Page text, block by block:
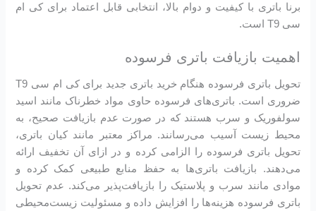
برنا باتری با کیفیت و دوام بالا، انتخابی قابل اعتماد برای کی ام
سی T9 است.
اهمیت بازیافت باتری فرسوده
تحویل باتری فرسوده هنگام خرید باتری جدید برای کی ام سی T9
ضروری است. باتری‌های فرسوده حاوی مواد خطرناک مانند اسید
سولفوریک و سرب هستند که در صورت عدم بازیافت صحیح، به
محیط زیست آسیب می‌رسانند. مراکز معتبر مانند کیان باتری،
تحویل باتری فرسوده را الزامی کرده و در ازای آن تخفیف ارائه
می‌دهند. بازیافت باتری‌ها به حفظ منابع طبیعی کمک کرده و
موادی مانند سرب و پلاستیک را بازیافت‌پذیر می‌کند. عدم تحویل
باتری فرسوده هزینه‌ها را افزایش داده و مسئولیت زیست‌محیطی